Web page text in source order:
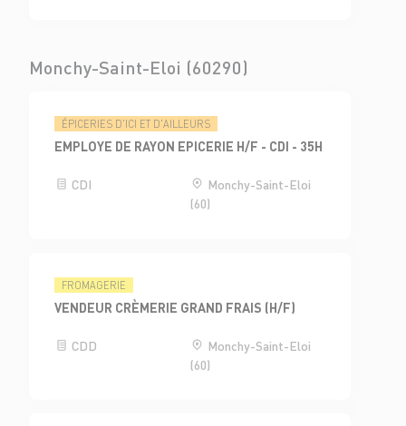
Monchy-Saint-Eloi (60290)
ÉPICERIES D'ICI ET D'AILLEURS
EMPLOYE DE RAYON EPICERIE H/F - CDI - 35H
CDI
Monchy-Saint-Eloi
(60)
FROMAGERIE
VENDEUR CRÈMERIE GRAND FRAIS (H/F)
CDD
Monchy-Saint-Eloi
(60)